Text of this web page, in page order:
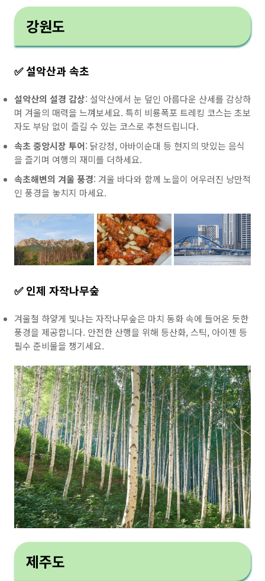
강원도
✅ 설악산과 속초
설악산의 설경 감상: 설악산에서 눈 덮인 아름다운 산세를 감상하
며 겨울의 매력을 느껴보세요. 특히 비룡폭포 트레킹 코스는 초보
자도 부담 없이 즐길 수 있는 코스로 추천드립니다.
속초 중앙시장 투어: 닭강정, 아바이순대 등 현지의 맛있는 음식
을 즐기며 여행의 재미를 더하세요.
속초해변의 겨울 풍경: 겨울 바다와 함께 노을이 어우러진 낭만적
인 풍경을 놓치지 마세요.
✅ 인제 자작나무숲
겨울철 하얗게 빛나는 자작나무숲은 마치 동화 속에 들어온 듯한
풍경을 제공합니다. 안전한 산행을 위해 등산화, 스틱, 아이젠 등
필수 준비물을 챙기세요.
제주도